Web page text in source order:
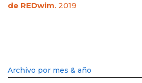
de REDwim. 2019
Archivo por mes & año